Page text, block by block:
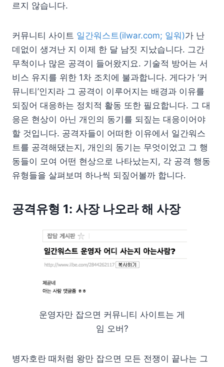
르지 않습니다.
커뮤니티 사이트 일간워스트(ilwar.com; 일워)가 난
데없이 생겨난 지 이제 한 달 남짓 지났습니다. 그간
무척이나 많은 공격이 들어왔지요. 기술적 방어는 서
비스 유지를 위한 1차 조치에 불과합니다. 게다가 ‘커
뮤니티’인지라 그 공격이 이루어지는 배경과 이유를
되짚어 대응하는 정치적 활동 또한 필요합니다. 그 대
응은 현상이 아닌 개인의 동기를 되짚는 대응이어야
할 것입니다. 공격자들이 어떠한 이유에서 일간워스
트를 공격해댔는지, 개인의 동기는 무엇이었고 그 행
동들이 모여 어떤 현상으로 나타났는지, 각 공격 행동
유형들을 살펴보며 하나씩 되짚어볼까 합니다.
공격유형 1: 사장 나오라 해 사장
운영자만 잡으면 커뮤니티 사이트는 게
임 오버?
병자호란 때처럼 왕만 잡으면 모든 전쟁이 끝나는 그